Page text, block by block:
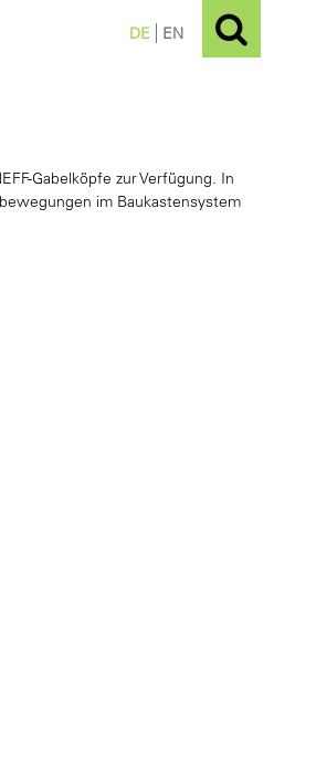
DE EN
Gabelköpfe zur Verfügung. In
im Baukastensystem